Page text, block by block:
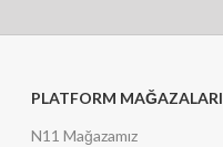
PLATFORM MAĞAZALARI
N11 Mağazamız